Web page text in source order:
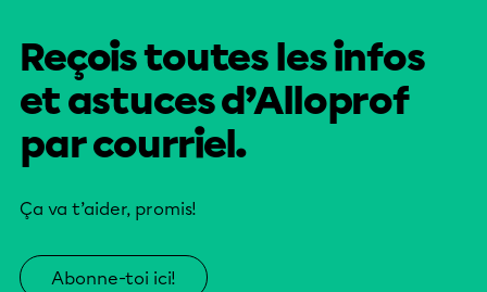
Reçois toutes les infos
et astuces d’Alloprof
par courriel.
Ça va t’aider, promis!
Abonne-toi ici!